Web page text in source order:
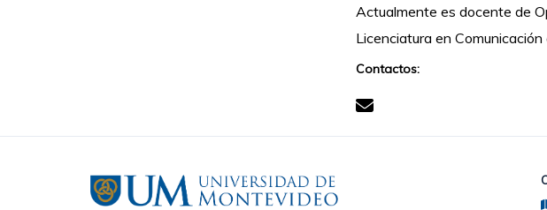
Actualmente es docente de
Licenciatura en
Contactos: